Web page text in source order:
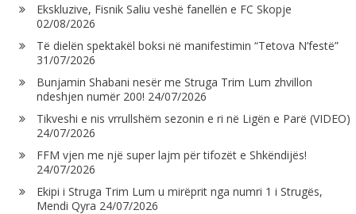
Ekskluzive, Fisnik Saliu veshë fanellën e FC Skopje
02/08/2026
Të dielën spektakël boksi në manifestimin “Tetova N’festë”
31/07/2026
Bunjamin Shabani nesër me Struga Trim Lum zhvillon
ndeshjen numër 200! 24/07/2026
Tikveshi e nis vrrullshëm sezonin e ri në Ligën e Parë (VIDEO)
24/07/2026
FFM vjen me një super lajm për tifozët e Shkëndijës!
24/07/2026
Ekipi i Struga Trim Lum u mirëprit nga numri 1 i Strugës,
Mendi Qyra 24/07/2026